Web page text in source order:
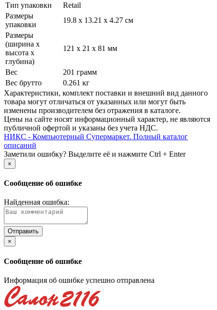
Тип упаковки
Retail
Размеры
упаковки
19.8 x 13.21 x 4.27 см
Размеры
(ширина х
высота х
глубина)
121 x 21 x 81 мм
Вес
201 грамм
Вес брутто
0.261 кг
Xарактеристики, комплект поставки и внешний вид данного
товара могут отличаться от указанных или могут быть
изменены производителем без отражения в каталоге.
Цены на сайте носят информационный характер, не являются
публичной офертой и указаны без учета НДС.
НИКС - Компьютерный Cупермаркет. Полный каталог
описаний
Заметили ошибку? Выделите её и нажмите Ctrl + Enter
×
Сообщение об ошибке
Найденная ошибка:
×
Сообщение об ошибке
Информация об ошибке успешно отправлена